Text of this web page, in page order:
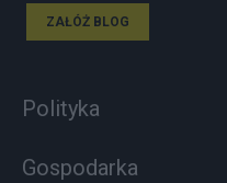
ZAŁÓŻ BLOG
Polityka
Gospodarka